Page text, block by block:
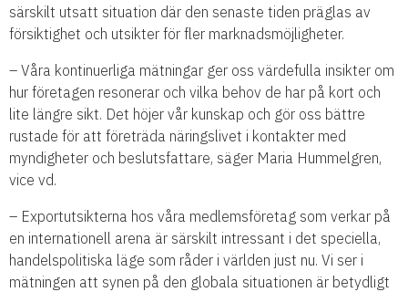
särskilt utsatt situation där den senaste tiden präglas av
försiktighet och utsikter för fler marknadsmöjligheter.
– Våra kontinuerliga mätningar ger oss värdefulla insikter om
hur företagen resonerar och vilka behov de har på kort och
lite längre sikt. Det höjer vår kunskap och gör oss bättre
rustade för att företräda näringslivet i kontakter med
myndigheter och beslutsfattare, säger Maria Hummelgren,
vice vd.
– Exportutsikterna hos våra medlemsföretag som verkar på
en internationell arena är särskilt intressant i det speciella,
handelspolitiska läge som råder i världen just nu. Vi ser i
mätningen att synen på den globala situationen är betydligt